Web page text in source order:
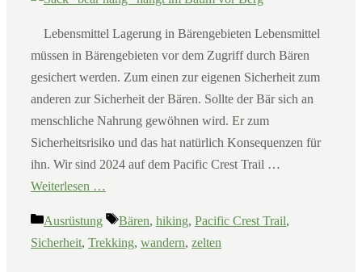
Lebensmittel Lagerung in Bärengebieten Lebensmittel
müssen in Bärengebieten vor dem Zugriff durch Bären
gesichert werden. Zum einen zur eigenen Sicherheit zum
anderen zur Sicherheit der Bären. Sollte der Bär sich an
menschliche Nahrung gewöhnen wird. Er zum
Sicherheitsrisiko und das hat natürlich Konsequenzen für
ihn. Wir sind 2024 auf dem Pacific Crest Trail …
Weiterlesen …
Kategorien
Ausrüstung Schlagwörter
Bären, hiking, Pacific Crest Trail,
Sicherheit, Trekking, wandern, zelten